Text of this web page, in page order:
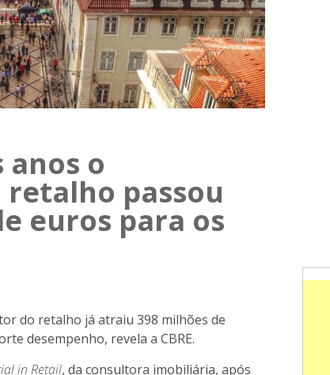
o
passou
euros para os
do retalho já atraiu 398 milhões de
desempenho, revela a CBRE.
in Retail, da consultora imobiliária, após